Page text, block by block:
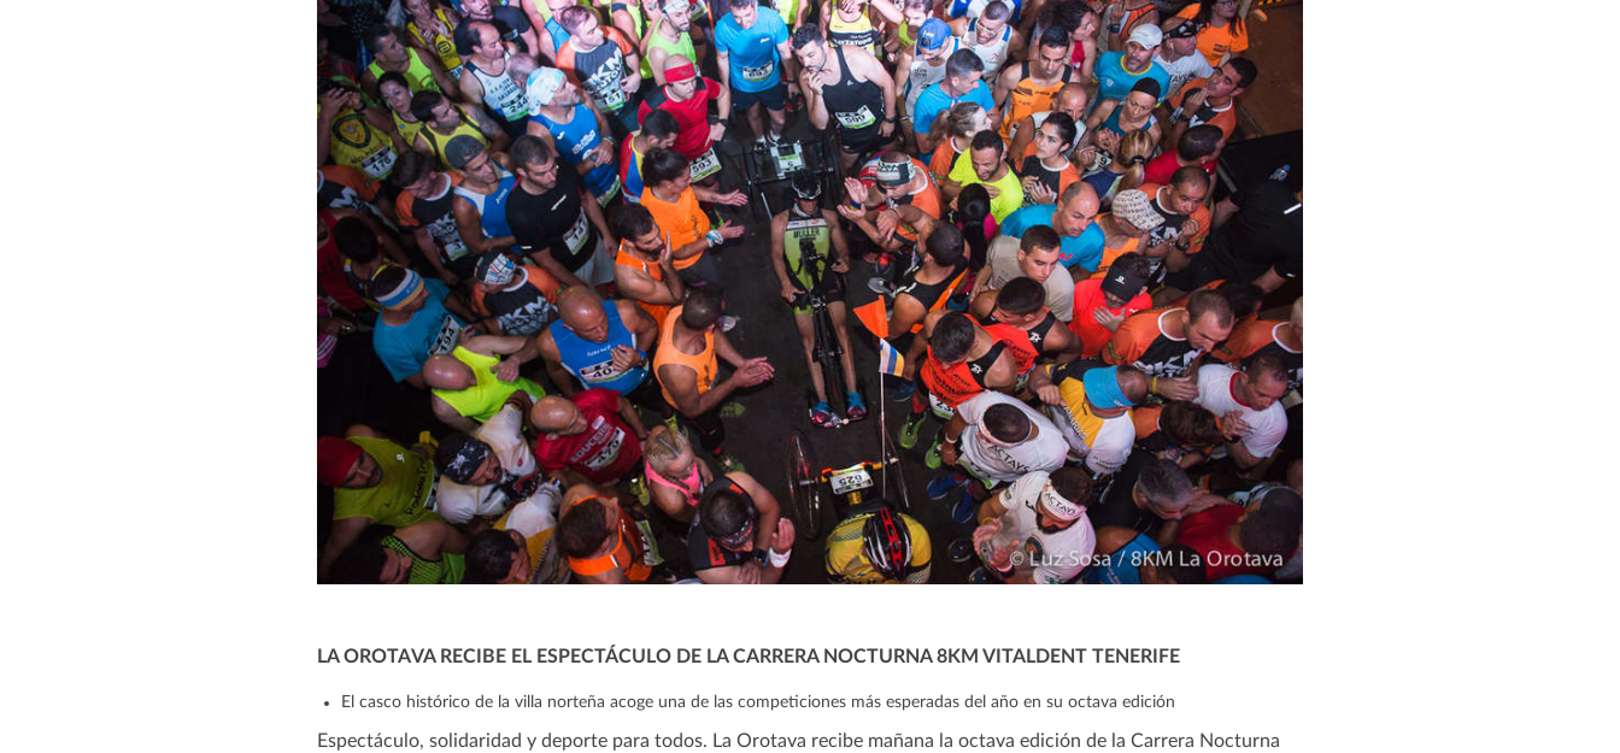
LA OROTAVA RECIBE EL ESPECTÁCULO DE LA CARRERA NOCTURNA 8KM VITALDENT TENERIFE
El casco histórico de la villa norteña acoge una de las competiciones más esperadas del año en su octava edición
Espectáculo, solidaridad y deporte para todos. La Orotava recibe mañana la octava edición de la Carrera Nocturna